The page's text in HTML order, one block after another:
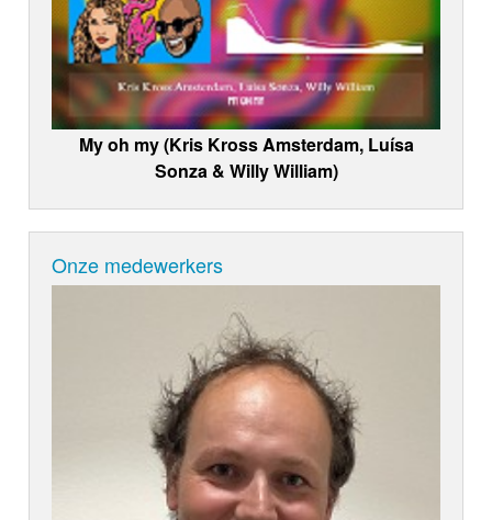
My oh my (Kris Kross Amsterdam, Luísa
Sonza & Willy William)
Onze medewerkers